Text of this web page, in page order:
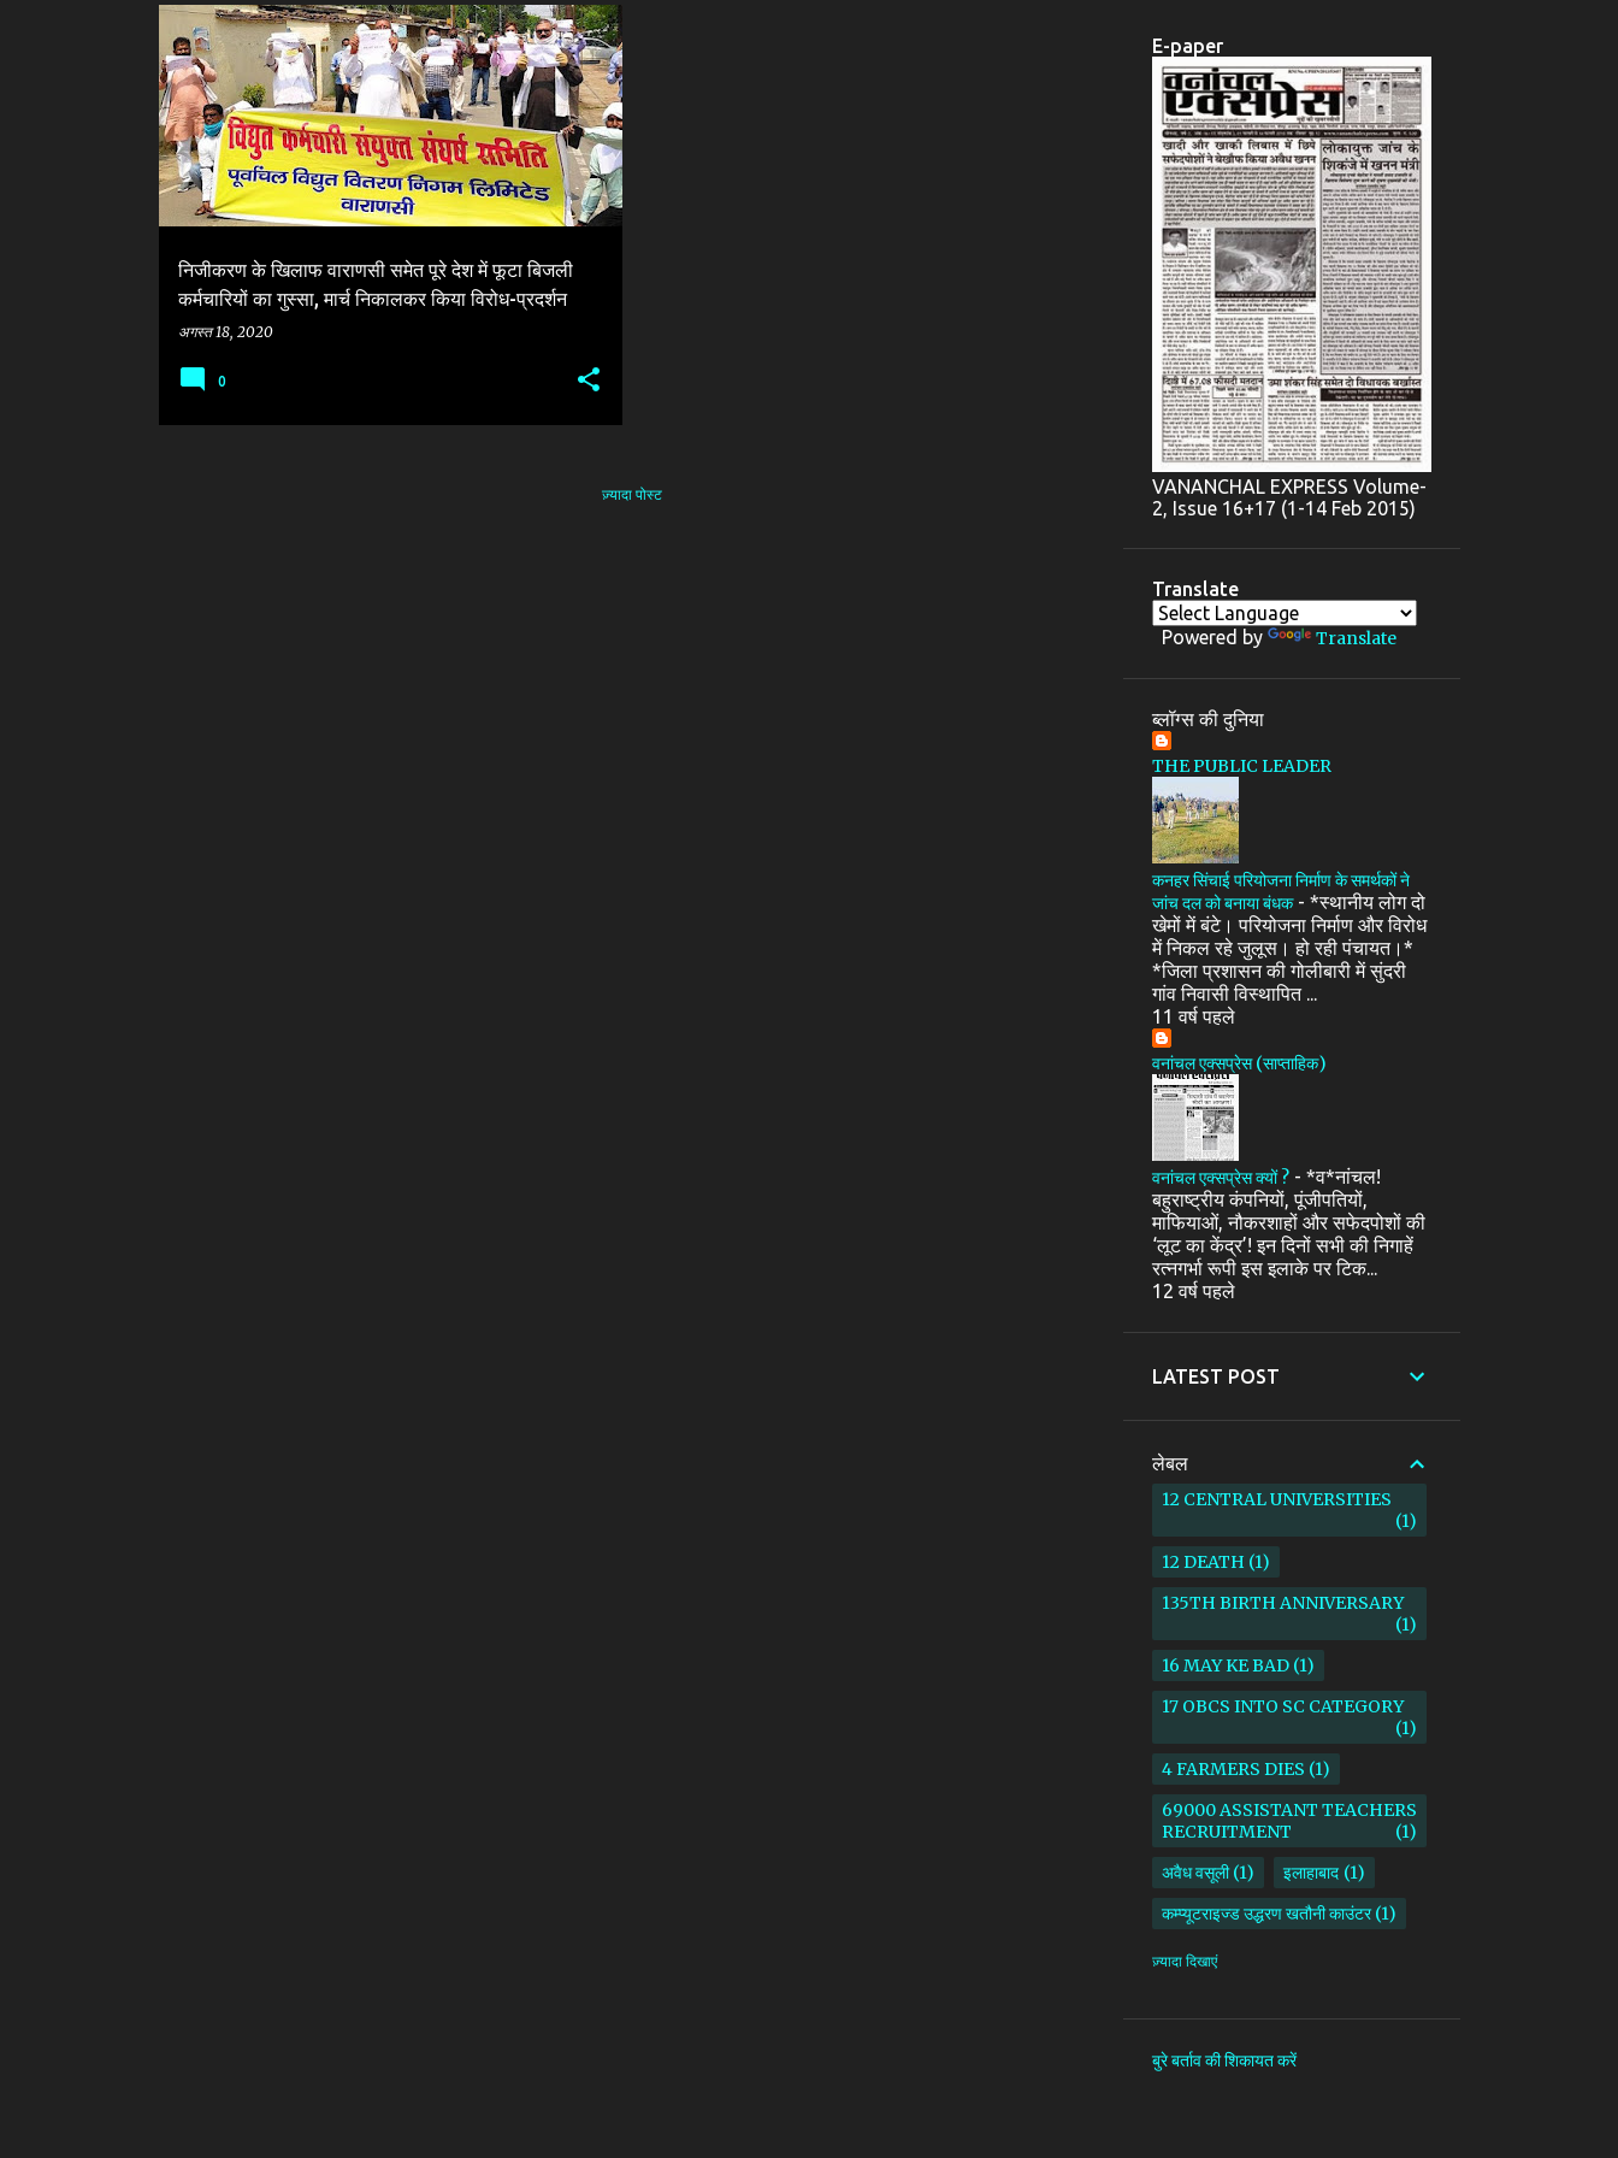
सं
दे
श
निजीकरण के खिलाफ वाराणसी समेत पूरे देश में फूटा बिजली
कर्मचारियों का गुस्सा, मार्च निकालकर किया विरोध-प्रदर्शन
अगस्त 18, 2020
ELECTRICITY AMENDMENT BILL-2020 +
PROTEST AGAINST PRIVATISATION OF GOVERNMENT ELECTRICITY DISTRIBUTION COMPANIES
0
ज़्यादा पोस्ट
E-paper
VANANCHAL EXPRESS Volume-
2, Issue 16+17 (1-14 Feb 2015)
Translate
Powered by Translate
ब्लॉग्स की दुनिया
THE PUBLIC LEADER
कनहर सिंचाई परियोजना निर्माण के समर्थकों ने
जांच दल को बनाया बंधक - *स्थानीय लोग दो
खेमों में बंटे। परियोजना निर्माण और विरोध
में निकल रहे जुलूस। हो रही पंचायत।*
*जिला प्रशासन की गोलीबारी में सुंदरी
गांव निवासी विस्थापित ...
11 वर्ष पहले
वनांचल एक्सप्रेस (साप्ताहिक)
वनांचल एक्सप्रेस क्यों ? - *व*नांचल!
बहुराष्ट्रीय कंपनियों, पूंजीपतियों,
माफियाओं, नौकरशाहों और सफेदपोशों की
‘लूट का केंद्र’! इन दिनों सभी की निगाहें
रत्नगर्भा रूपी इस इलाके पर टिक...
12 वर्ष पहले
LATEST POST
लेबल
12 CENTRAL UNIVERSITIES
1
12 DEATH 1
135TH BIRTH ANNIVERSARY
1
16 MAY KE BAD 1
17 OBCS INTO SC CATEGORY
1
4 FARMERS DIES 1
69000 ASSISTANT TEACHERS
RECRUITMENT
1
अवैध वसूली 1 इलाहाबाद 1
कम्प्यूटराइज्ड उद्धरण खतौनी काउंटर 1
किसान 1
AAM ADAMI PARTY
ज़्यादा दिखाएं
बुरे बर्ताव की शिकायत करें